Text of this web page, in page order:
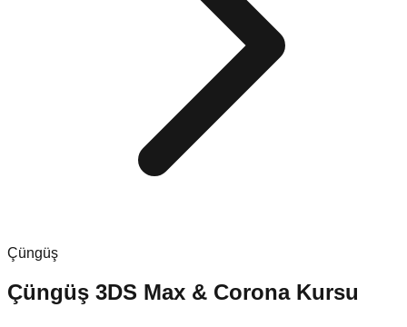
Çüngüş
Çüngüş 3DS Max & Corona Kursu